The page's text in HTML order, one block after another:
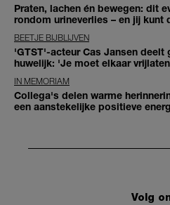
Praten, lachen én bewegen: dit
rondom urineverlies – en jij kunt
BEETJE BIJBLIJVEN
'GTST'-acteur Cas Jansen deelt
huwelijk: 'Je moet elkaar
IN MEMORIAM
Collega's delen warme
een aanstekelijke positieve
Volg